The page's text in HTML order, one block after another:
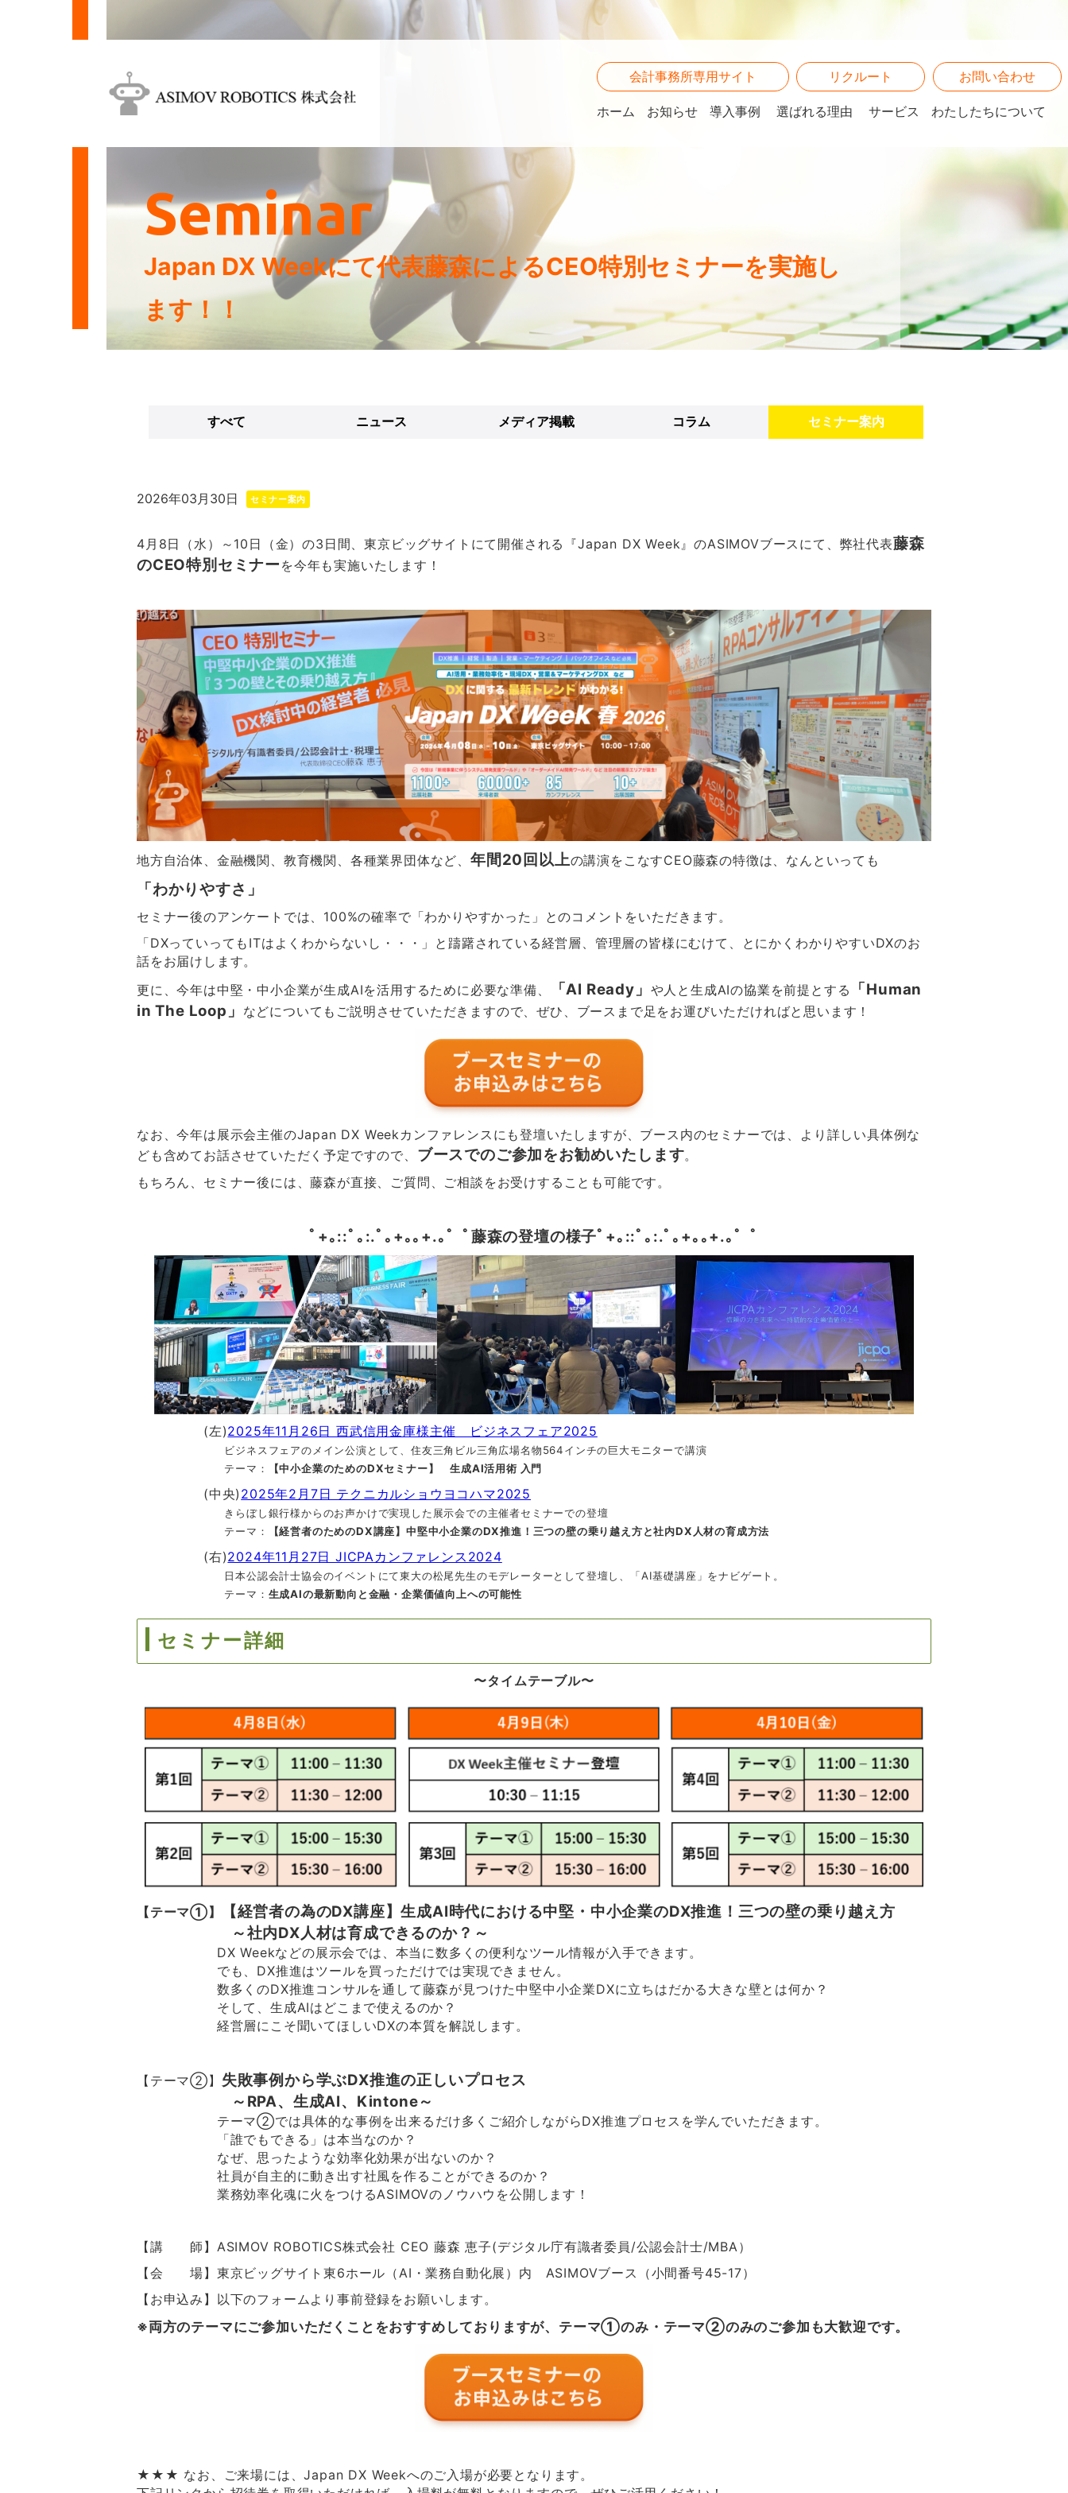
会計事務所専用サイト リクルート お問い合わせ
ホーム お知らせ 導入事例 選ばれる理由 サービス わたしたちについて
Seminar
Japan DX Weekにて代表藤森によるCEO特別セミナーを実施し
ます！！
すべて ニュース メディア掲載 コラム セミナー案内
2026年03月30日 セミナー案内
4月8日（水）～10日（金）の3日間、東京ビッグサイトにて開催される『Japan DX Week』のASIMOVブースにて、弊社代表藤森
のCEO特別セミナー を今年も実施いたします！
地方自治体、金融機関、教育機関、各種業界団体など、 年間20回以上の講演をこなすCEO藤森の特徴は、なんといっても
「わかりやすさ」
セミナー後のアンケートでは、100%の確率で「わかりやすかった」とのコメントをいただきます。
「DXっていってもITはよくわからないし・・・」と躊躇されている経営層、管理層の皆様にむけて、とにかくわかりやすいDXのお
話をお届けします。
更に、今年は中堅・中小企業が生成AIを活用するために必要な準備、
「AI Ready」 や人と生成AIの協業を前提とする
「Human
in The Loop」 などについてもご説明させていただきますので、ぜひ、ブースまで足をお運びいただければと思います！
なお、今年は展示会主催のJapan DX Weekカンファレンスにも登壇いたしますが、ブース内のセミナーでは、より詳しい具体例な
ども含めてお話させていただく予定ですので、 ブースでのご参加をお勧めいたします。
もちろん、セミナー後には、藤森が直接、ご質問、ご相談をお受けすることも可能です。
ﾟ+｡::ﾟ｡:.ﾟ｡+｡｡+.｡ﾟ ﾟ 藤森の登壇の様子ﾟ+｡::ﾟ｡:.ﾟ｡+｡｡+.｡ﾟ ﾟ
(左)2025年11月26日西武信用金庫様主催 ビジネスフェア2025
ビジネスフェアのメイン公演として、住友三角ビル三角広場名物564インチの巨大モニターで講演
テーマ：
【中小企業のためのDXセミナー】 生成AI活用術 入門
(中央) 2025年2月7日 テクニカルショウヨコハマ2025
きらぼし銀行様からのお声かけで実現した展示会での主催者セミナーでの登壇
テーマ：
【経営者のためのDX講座】中堅中小企業のDX推進！三つの壁の乗り越え方と社内DX人材の育成方法
(右)2024年11月27日 JICPAカンファレンス2024
日本公認会計士協会のイベントにて東大の松尾先生のモデレーターとして登壇し、「AI基礎講座」をナビゲート。
テーマ： 生成AIの最新動向と金融・企業価値向上への可能性
セミナー詳細
〜タイムテーブル〜
【テーマ①】
【経営者の為のDX講座】生成AI時代における中堅・中小企業のDX推進！三つの壁の乗り越え方
～社内DX人材は育成できるのか？～
DX Weekなどの展示会では、本当に数多くの便利なツール情報が入手できます。
でも、DX推進はツールを買っただけでは実現できません。
数多くのDX推進コンサルを通して藤森が見つけた中堅中小企業DXに立ちはだかる大きな壁とは何か？
そして、生成AIはどこまで使えるのか？
経営層にこそ聞いてほしいDXの本質を解説します。
【テーマ②】 失敗事例から学ぶDX推進の正しいプロセス
～RPA、生成AI、Kintone～
テーマ②では具体的な事例を出来るだけ多くご紹介しながらDX推進プロセスを学んでいただきます。
「誰でもできる」は本当なのか？
なぜ、思ったような効率化効果が出ないのか？
社員が自主的に動き出す社風を作ることができるのか？
業務効率化魂に火をつけるASIMOVのノウハウを公開します！
【講 師】ASIMOV ROBOTICS株式会社 CEO 藤森 恵子(デジタル庁有識者委員/公認会計士/MBA）
【会 場】東京ビッグサイト東6ホール（AI・業務自動化展）内 ASIMOVブース（小間番号45-17）
【お申込み】以下のフォームより事前登録をお願いします。
※両方のテーマにご参加いただくことをおすすめしておりますが、テーマ①のみ・テーマ②のみのご参加も大歓迎です。
★★★ なお、ご来場には、Japan DX Weekへのご入場が必要となります。